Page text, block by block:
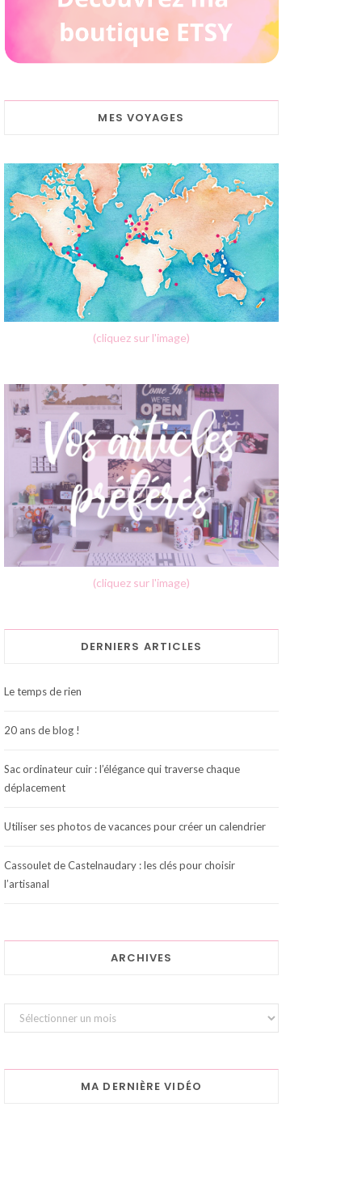
MES VOYAGES
(cliquez sur l'image)
(cliquez sur l'image)
DERNIERS ARTICLES
Le temps de rien
20 ans de blog !
Sac ordinateur cuir : l’élégance qui traverse chaque
déplacement
Utiliser ses photos de vacances pour créer un calendrier
Cassoulet de Castelnaudary : les clés pour choisir
l’artisanal
ARCHIVES
Archives
MA DERNIÈRE VIDÉO